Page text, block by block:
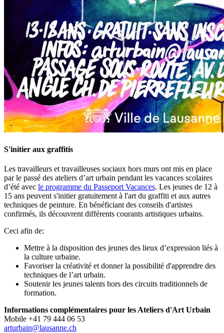
S'initier aux graffitis
Les travailleurs et travailleuses sociaux hors murs ont mis en place
par le passé des ateliers d’art urbain pendant les vacances scolaires
d’été avec le programme du Passeport Vacances. Les jeunes de 12 à
15 ans peuvent s'initier gratuitement à l'art du graffiti et aux autres
techniques de peinture. En bénéficiant des conseils d'artistes
confirmés, ils découvrent différents courants artistiques urbains.
Ceci afin de:
Mettre à la disposition des jeunes des lieux d’expression liés à
la culture urbaine.
Favoriser la créativité et donner la possibilité d'apprendre des
techniques de l’art urbain.
Soutenir les jeunes talents hors des circuits traditionnels de
formation.
Informations complémentaires pour les Ateliers d'Art Urbain
Mobile +41 79 444 06 53
arturbain@lausanne.ch